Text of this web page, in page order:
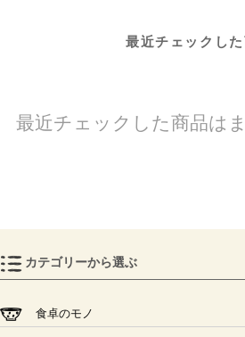
最近チェックし
最近チェックした商品は
カテゴリーから選ぶ
食卓のモノ